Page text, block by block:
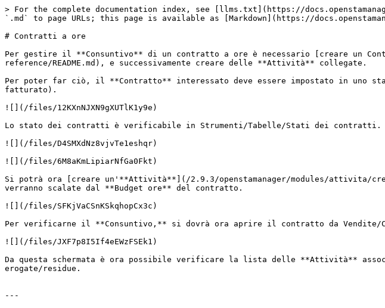
> For the complete documentation index, see [llms.txt](https://
`.md` to page URLs; this page is available as [Markdown](https://
# Contratti a ore
Per gestire il **Consuntivo** di un contratto a ore è necessario [creare un
reference/README.md), e successivamente creare delle **Attività** collegate.
Per poter far ciò, il **Contratto** interessato deve essere impostato in uno
fatturato).
![](/files/12KXnNJXN9gXUTlK1y9e)
Lo stato dei contratti è verificabile in Strumenti/Tabelle/Stati dei contratti.
![](/files/D4SMXdNz8vjvTe1eshqr)
![](/files/6M8aKmLipiarNfGa0Fkt)
Si potrà ora [creare un'**Attività**](/2.9.3/openstamanager/modules/attivita/
verranno scalate dal **Budget ore** del contratto.
![](/files/SFKjVaCSnKSkqhopCx3c)
Per verificarne il **Consuntivo,** si dovrà ora aprire il contratto da Vendite/
![](/files/JXF7p8I5If4eEWzFSEk1)
Da questa schermata è ora possibile verificare la lista delle **Attività**
erogate/residue.
---